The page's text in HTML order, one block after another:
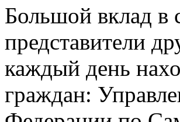
Большой вклад в
представители
каждый день
граждан: